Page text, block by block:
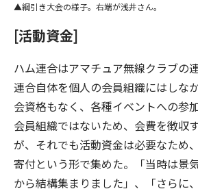
綱引き大会の様子。右端が浅井さん。
[活動資金]
ハム連合はアマチュア無線クラブの
連合自体を個人の会員組織にはしな
会資格もなく、各種イベントへの参
会員組織ではないため、会費を徴収
が、それでも活動資金は必要なため
寄付という形で集めた。「当時は景
から結構集まりました」、「さらに